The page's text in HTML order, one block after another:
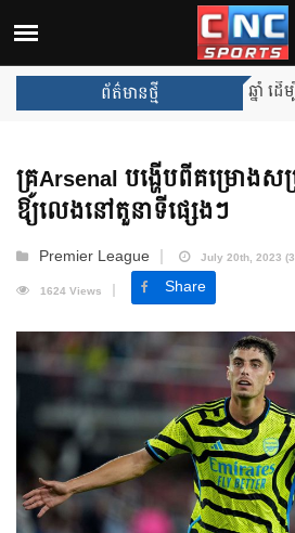
ព័ត៌មានថ្មី
គ្រូArsenal បង្ហើបពីគម្រោងស
ឱ្យលេងនៅតួនាទីផ្សេងៗ
Premier League
July 20th, 2023
1624 Views
Share